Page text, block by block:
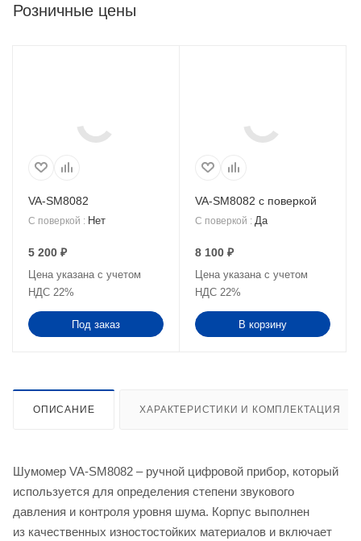
Розничные цены
VA-SM8082
С поверкой : Нет
5 200 ₽
Цена указана с учетом
НДС 22%
Под заказ
VA-SM8082 с поверкой
С поверкой : Да
8 100 ₽
Цена указана с учетом
НДС 22%
В корзину
ОПИСАНИЕ ХАРАКТЕРИСТИКИ И КОМПЛЕКТАЦИЯ
Шумомер VA-SM8082 – ручной цифровой прибор, который
используется для определения степени звукового
давления и контроля уровня шума. Корпус выполнен
из качественных изностостойких материалов и включает